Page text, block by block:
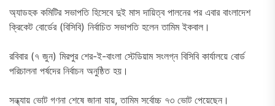
অ্যাডহক কমিটির সভাপতি হিসেবে দুই মাস দায়িত্ব পালনের পর এবার বাংলাদেশ
ক্রিকেট বোর্ডের (বিসিবি) নির্বাচিত সভাপতি হলেন তামিম ইকবাল।
রবিবার (৭ জুন) মিরপুর শের-ই-বাংলা স্টেডিয়াম সংলগ্ন বিসিবি কার্যালয়ে বোর্ড
পরিচালনা পর্ষদের নির্বাচন অনুষ্ঠিত হয়।
সন্ধ্যায় ভোট গণনা শেষে জানা যায়, তামিম সর্বোচ্চ ৭৩ ভোট পেয়েছেন।